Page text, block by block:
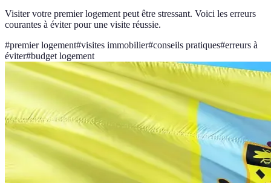
Visiter votre premier logement peut être stressant. Voici les erreurs
courantes à éviter pour une visite réussie.
#premier logement#visites immobilier#conseils pratiques#erreurs à
éviter#budget logement